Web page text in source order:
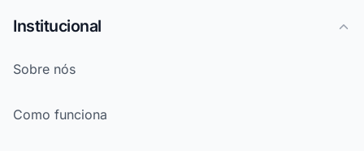
Institucional
Sobre nós
Como funciona